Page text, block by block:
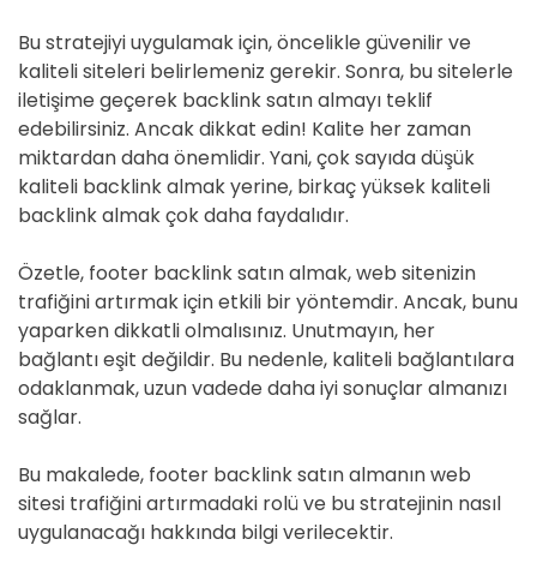
Bu stratejiyi uygulamak için, öncelikle güvenilir ve
kaliteli siteleri belirlemeniz gerekir. Sonra, bu sitelerle
iletişime geçerek backlink satın almayı teklif
edebilirsiniz. Ancak dikkat edin! Kalite her zaman
miktardan daha önemlidir. Yani, çok sayıda düşük
kaliteli backlink almak yerine, birkaç yüksek kaliteli
backlink almak çok daha faydalıdır.
Özetle, footer backlink satın almak, web sitenizin
trafiğini artırmak için etkili bir yöntemdir. Ancak, bunu
yaparken dikkatli olmalısınız. Unutmayın, her
bağlantı eşit değildir. Bu nedenle, kaliteli bağlantılara
odaklanmak, uzun vadede daha iyi sonuçlar almanızı
sağlar.
Bu makalede, footer backlink satın almanın web
sitesi trafiğini artırmadaki rolü ve bu stratejinin nasıl
uygulanacağı hakkında bilgi verilecektir.